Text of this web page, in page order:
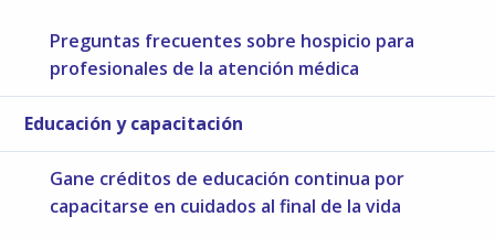
Preguntas frecuentes sobre hospicio para
profesionales de la atención médica
Educación y capacitación
Gane créditos de educación continua por
capacitarse en cuidados al final de la vida